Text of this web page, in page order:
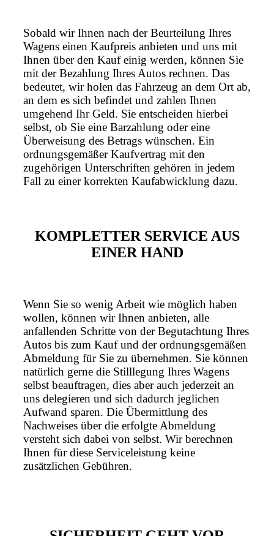
Sobald wir Ihnen nach der Beurteilung Ihres
Wagens einen Kaufpreis anbieten und uns mit
Ihnen über den Kauf einig werden, können Sie
mit der Bezahlung Ihres Autos rechnen. Das
bedeutet, wir holen das Fahrzeug an dem Ort ab,
an dem es sich befindet und zahlen Ihnen
umgehend Ihr Geld. Sie entscheiden hierbei
selbst, ob Sie eine Barzahlung oder eine
Überweisung des Betrags wünschen. Ein
ordnungsgemäßer Kaufvertrag mit den
zugehörigen Unterschriften gehören in jedem
Fall zu einer korrekten Kaufabwicklung dazu.
KOMPLETTER SERVICE AUS
EINER HAND
Wenn Sie so wenig Arbeit wie möglich haben
wollen, können wir Ihnen anbieten, alle
anfallenden Schritte von der Begutachtung Ihres
Autos bis zum Kauf und der ordnungsgemäßen
Abmeldung für Sie zu übernehmen. Sie können
natürlich gerne die Stilllegung Ihres Wagens
selbst beauftragen, dies aber auch jederzeit an
uns delegieren und sich dadurch jeglichen
Aufwand sparen. Die Übermittlung des
Nachweises über die erfolgte Abmeldung
versteht sich dabei von selbst. Wir berechnen
Ihnen für diese Serviceleistung keine
zusätzlichen Gebühren.